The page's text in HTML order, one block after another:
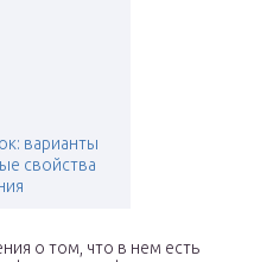
варианты
свойства
о том, что в нем есть